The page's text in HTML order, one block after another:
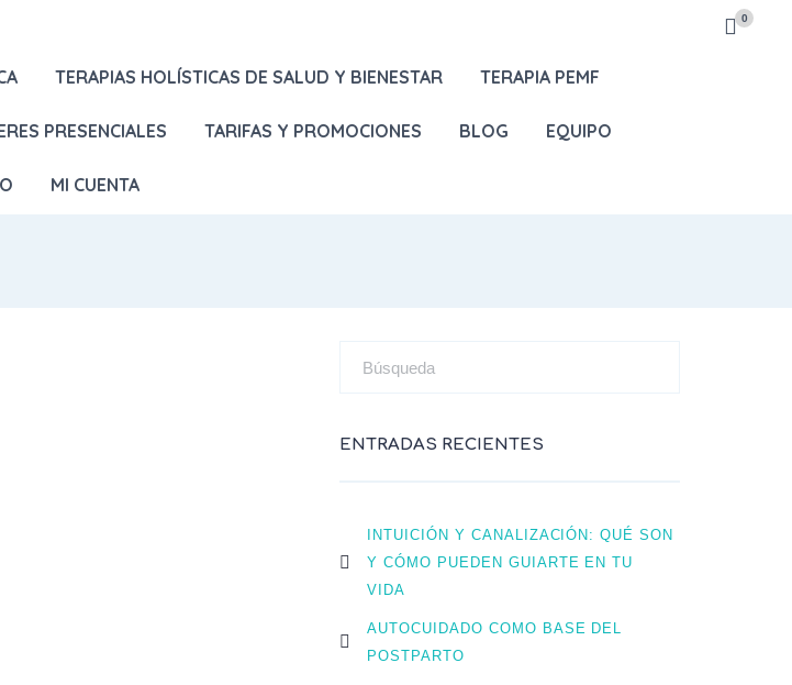
0
TERAPIAS HOLÍSTICAS DE SALUD Y BIENESTAR TERAPIA PEMF
PRESENCIALES TARIFAS Y PROMOCIONES BLOG EQUIPO
MI CUENTA
ENTRADAS RECIENTES
INTUICIÓN Y CANALIZACIÓN: QUÉ SON
Y CÓMO PUEDEN GUIARTE EN TU
VIDA
AUTOCUIDADO COMO BASE DEL
POSTPARTO